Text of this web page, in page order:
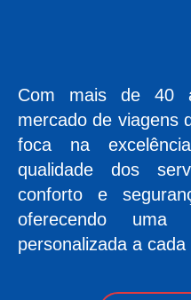
Com mais de 40
mercado de viagens
foca na
qualidade dos
conforto e
oferecendo uma
personalizada a